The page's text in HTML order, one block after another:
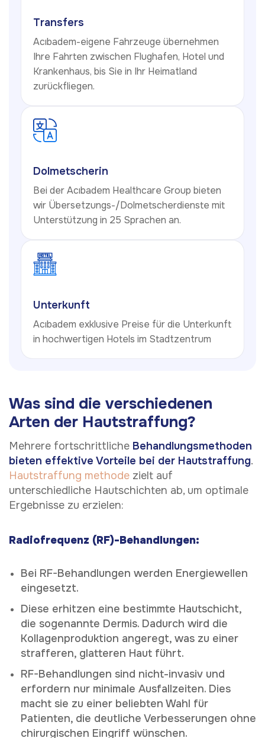
Transfers
Acıbadem-eigene Fahrzeuge übernehmen
Ihre Fahrten zwischen Flughafen, Hotel und
Krankenhaus, bis Sie in Ihr Heimatland
zurückfliegen.
Dolmetscherin
Bei der Acıbadem Healthcare Group bieten
wir Übersetzungs-/Dolmetscherdienste mit
Unterstützung in 25 Sprachen an.
Unterkunft
Acıbadem exklusive Preise für die Unterkunft
in hochwertigen Hotels im Stadtzentrum
Was sind die verschiedenen
Arten der Hautstraffung?
Mehrere fortschrittliche Behandlungsmethoden
bieten effektive Vorteile bei der Hautstraffung.
Hautstraffung methode zielt auf
unterschiedliche Hautschichten ab, um optimale
Ergebnisse zu erzielen:
Radiofrequenz (RF)-Behandlungen:
Bei RF-Behandlungen werden Energiewellen
eingesetzt.
Diese erhitzen eine bestimmte Hautschicht,
die sogenannte Dermis. Dadurch wird die
Kollagenproduktion angeregt, was zu einer
strafferen, glatteren Haut führt.
RF-Behandlungen sind nicht-invasiv und
erfordern nur minimale Ausfallzeiten. Dies
macht sie zu einer beliebten Wahl für
Patienten, die deutliche Verbesserungen ohne
chirurgischen Eingriff wünschen.